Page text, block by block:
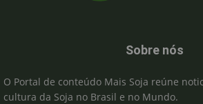
Sobre nós
O Portal de conteúdo Mais Soja reúne
cultura da Soja no Brasil e no Mundo.